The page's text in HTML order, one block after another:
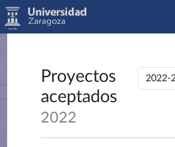
Proyectos
aceptados
2022